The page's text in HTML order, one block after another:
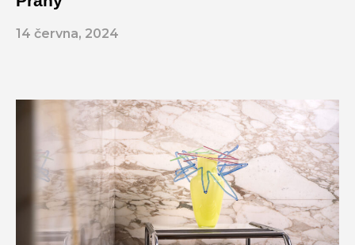
14 června, 2024